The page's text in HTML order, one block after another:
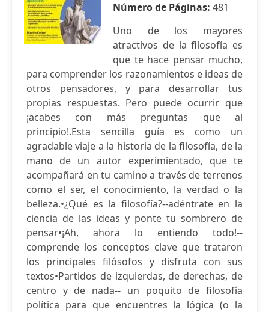
Número de Páginas: 481
Uno de los mayores
atractivos de la filosofía es
que te hace pensar mucho,
para comprender los razonamientos e ideas de
otros pensadores, y para desarrollar tus
propias respuestas. Pero puede ocurrir que
¡acabes con más preguntas que al
principio!.Esta sencilla guía es como un
agradable viaje a la historia de la filosofía, de la
mano de un autor experimientado, que te
acompañará en tu camino a través de terrenos
como el ser, el conocimiento, la verdad o la
belleza.•¿Qué es la filosofía?--adéntrate en la
ciencia de las ideas y ponte tu sombrero de
pensar•¡Ah, ahora lo entiendo todo!--
comprende los conceptos clave que trataron
los principales filósofos y disfruta con sus
textos•Partidos de izquierdas, de derechas, de
centro y de nada-- un poquito de filosofía
política para que encuentres la lógica (o la